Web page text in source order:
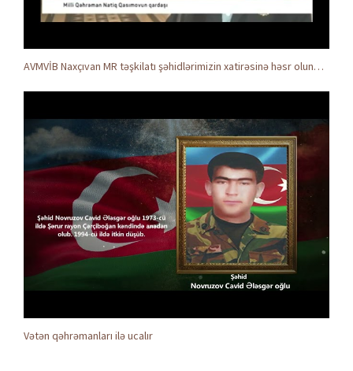
AVMVİB Naxçıvan MR təşkilatı şəhidlərimizin xatirəsinə həsr olunmuş tədbir keçirdi
Vətən qəhrəmanları ilə ucalır